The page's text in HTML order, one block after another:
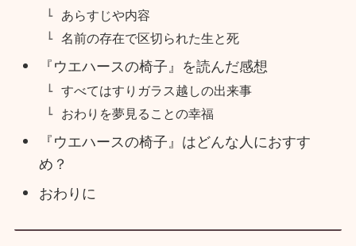
あらすじや内容
名前の存在で区切られた生と死
『ウエハースの椅子』を読んだ感想
すべてはすりガラス越しの出来事
おわりを夢見ることの幸福
『ウエハースの椅子』はどんな人におすす
め？
おわりに